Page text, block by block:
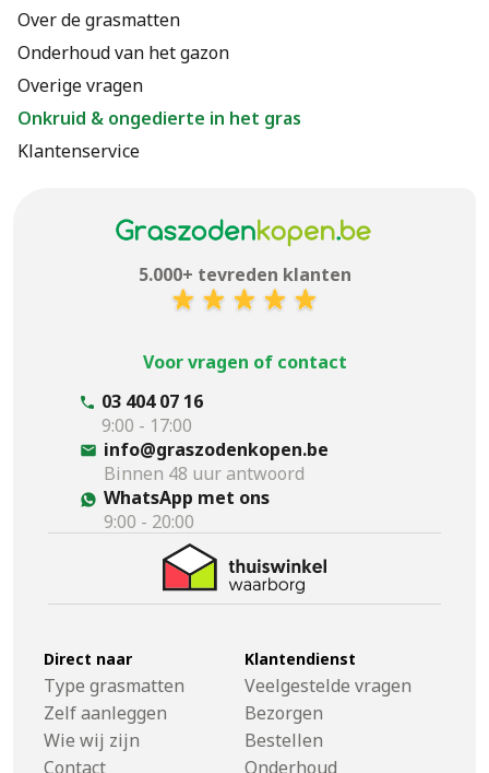
Over de grasmatten
Onderhoud van het gazon
Overige vragen
Onkruid & ongedierte in het gras
Klantenservice
5.000+ tevreden klanten
Voor vragen of contact
03 404 07 16
9:00 - 17:00
info@graszodenkopen.be
Binnen 48 uur antwoord
WhatsApp met ons
9:00 - 20:00
Direct naar
Type grasmatten
Zelf aanleggen
Wie wij zijn
Contact
Klantendienst
Veelgestelde vragen
Bezorgen
Bestellen
Onderhoud